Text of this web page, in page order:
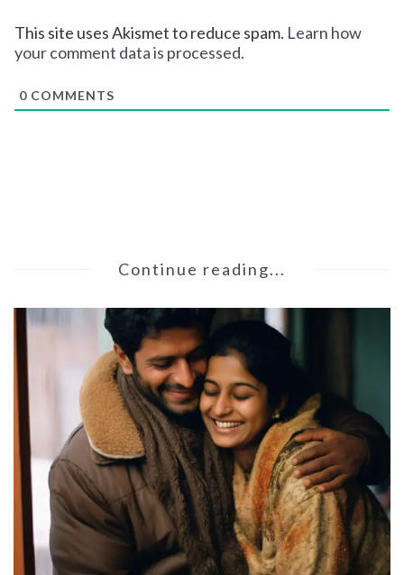
This site uses Akismet to reduce spam. Learn how
your comment data is processed.
0 COMMENTS
Continue reading...